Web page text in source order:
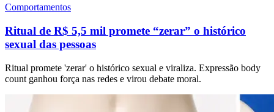
Comportamentos
Ritual de R$ 5,5 mil promete “zerar” o histórico
sexual das pessoas
Ritual promete 'zerar' o histórico sexual e viraliza. Expressão body
count ganhou força nas redes e virou debate moral.